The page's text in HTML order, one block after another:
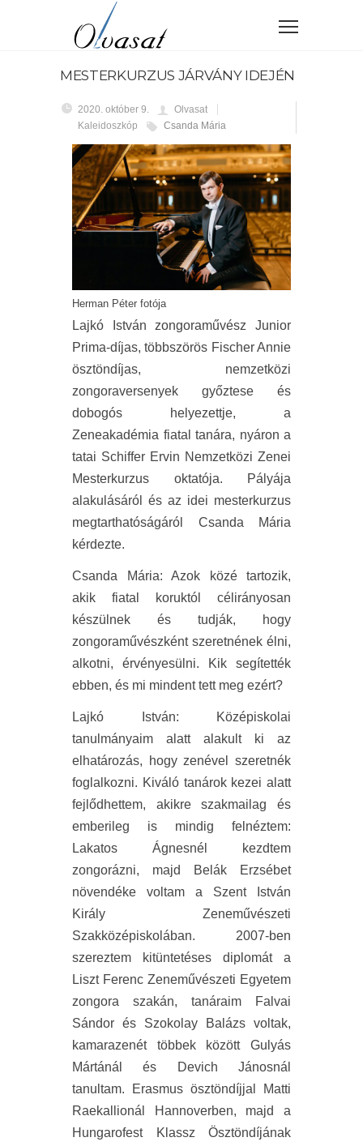
MESTERKURZUS JÁRVÁNY IDEJÉN
2020. október 9.
Olvasat
Kaleidoszkóp
Csanda Mária
Herman Péter fotója
Lajkó István zongoraművész Junior
Prima-díjas, többszörös Fischer Annie
ösztöndíjas, nemzetközi
zongoraversenyek győztese és
dobogós helyezettje, a
Zeneakadémia fiatal tanára, nyáron a
tatai Schiffer Ervin Nemzetközi Zenei
Mesterkurzus oktatója. Pályája
alakulásáról és az idei mesterkurzus
megtarthatóságáról Csanda Mária
kérdezte.
Csanda Mária: Azok közé tartozik,
akik fiatal koruktól célirányosan
készülnek és tudják, hogy
zongoraművészként szeretnének élni,
alkotni, érvényesülni. Kik segítették
ebben, és mi mindent tett meg ezért?
Lajkó István: Középiskolai
tanulmányaim alatt alakult ki az
elhatározás, hogy zenével szeretnék
foglalkozni. Kiváló tanárok kezei alatt
fejlődhettem, akikre szakmailag és
emberileg is mindig felnéztem:
Lakatos Ágnesnél kezdtem
zongorázni, majd Belák Erzsébet
növendéke voltam a Szent István
Király Zeneművészeti
Szakközépiskolában. 2007-ben
szereztem kitüntetéses diplomát a
Liszt Ferenc Zeneművészeti Egyetem
zongora szakán, tanáraim Falvai
Sándor és Szokolay Balázs voltak,
kamarazenét többek között Gulyás
Mártánál és Devich Jánosnál
tanultam. Erasmus ösztöndíjjal Matti
Raekallionál Hannoverben, majd a
Hungarofest Klassz Ösztöndíjának